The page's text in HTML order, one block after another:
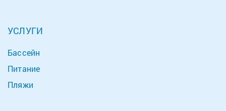
УСЛУГИ
Бассейн
Питание
Пляжи